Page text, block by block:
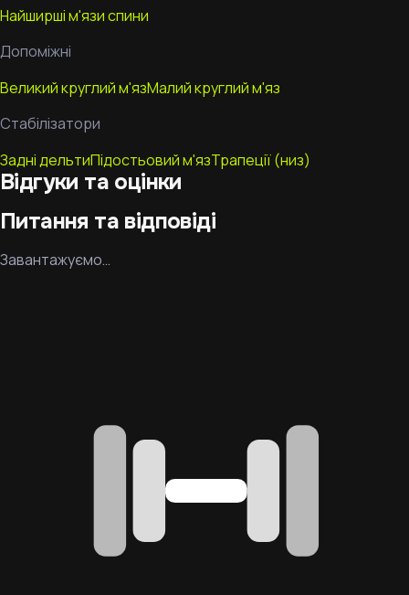
Найширші м'язи спини
Допоміжні
Великий круглий м'язМалий круглий м'яз
Стабілізатори
Задні дельтиПідостьовий м'язТрапеції (низ)
Відгуки та оцінки
Питання та відповіді
Завантажуємо…